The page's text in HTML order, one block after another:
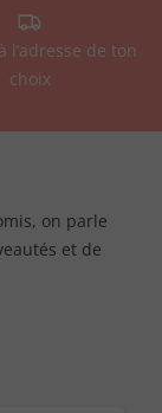
l’adresse de ton
choix
on parle
et de